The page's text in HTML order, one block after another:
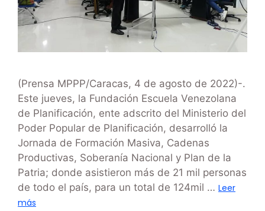
(Prensa MPPP/Caracas, 4 de agosto de 2022)-.
Este jueves, la Fundación Escuela Venezolana
de Planificación, ente adscrito del Ministerio del
Poder Popular de Planificación, desarrolló la
Jornada de Formación Masiva, Cadenas
Productivas, Soberanía Nacional y Plan de la
Patria; donde asistieron más de 21 mil personas
de todo el país, para un total de 124mil … Leer
más